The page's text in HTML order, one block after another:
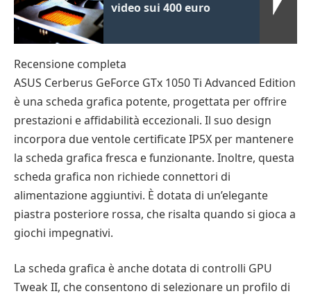
video sui 400 euro
Recensione completa
ASUS Cerberus GeForce GTx 1050 Ti Advanced Edition
è una scheda grafica potente, progettata per offrire
prestazioni e affidabilità eccezionali. Il suo design
incorpora due ventole certificate IP5X per mantenere
la scheda grafica fresca e funzionante. Inoltre, questa
scheda grafica non richiede connettori di
alimentazione aggiuntivi. È dotata di un’elegante
piastra posteriore rossa, che risalta quando si gioca a
giochi impegnativi.
La scheda grafica è anche dotata di controlli GPU
Tweak II, che consentono di selezionare un profilo di